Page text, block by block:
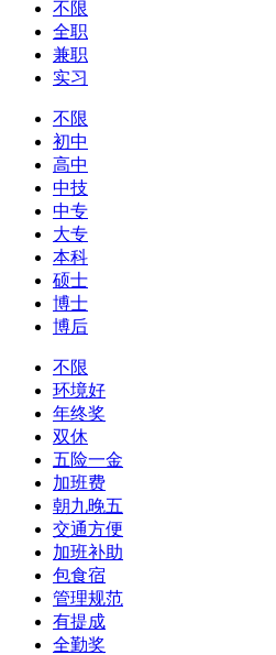
不限
全职
兼职
实习
不限
初中
高中
中技
中专
大专
本科
硕士
博士
博后
不限
环境好
年终奖
双休
五险一金
加班费
朝九晚五
交通方便
加班补助
包食宿
管理规范
有提成
全勤奖